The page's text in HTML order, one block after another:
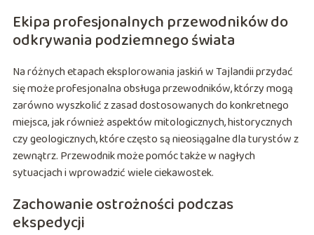
Ekipa profesjonalnych przewodników do
odkrywania podziemnego świata
Na różnych etapach eksplorowania jaskiń w Tajlandii przydać
się może profesjonalna obsługa przewodników, którzy mogą
zarówno wyszkolić z zasad dostosowanych do konkretnego
miejsca, jak również aspektów mitologicznych, historycznych
czy geologicznych, które często są nieosiągalne dla turystów z
zewnątrz. Przewodnik może pomóc także w nagłych
sytuacjach i wprowadzić wiele ciekawostek.
Zachowanie ostrożności podczas
ekspedycji